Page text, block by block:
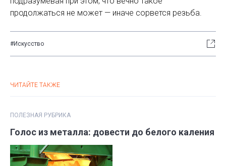
продолжаться не может — иначе сорвется резьба.
#Искусство
ЧИТАЙТЕ ТАКЖЕ
ПОЛЕЗНАЯ РУБРИКА
Голос из металла: довести до белого каления